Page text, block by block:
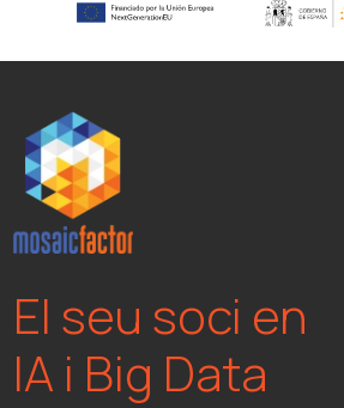
El seu soci en
IA i Big Data